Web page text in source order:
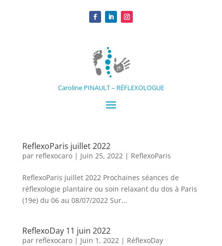
Caroline PINAULT – RÉFLEXOLOGUE
ReflexoParis juillet 2022
par reflexocaro| Juin 25, 2022| ReflexoParis
ReflexoParis juillet 2022 Prochaines séances de
réflexologie plantaire ou soin relaxant du dos à Paris
(19e) du 06 au 08/07/2022 Sur...
ReflexoDay 11 juin 2022
par reflexocaro| Juin 1, 2022| RéflexoDay